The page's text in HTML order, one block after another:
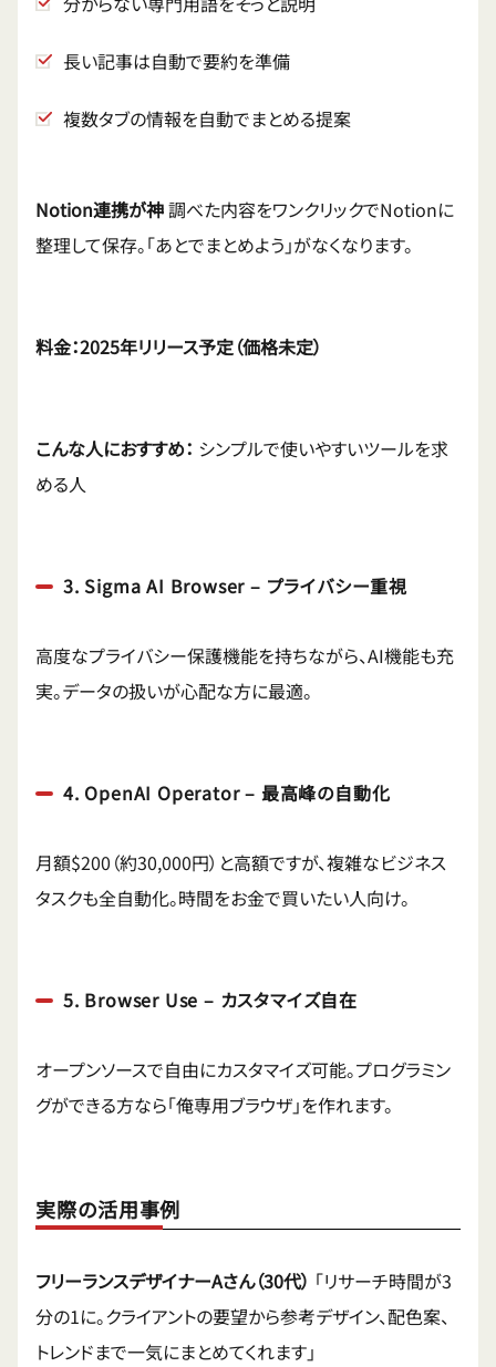
長い記事は自動で要約を準備
複数タブの情報を自動でまとめる提案
Notion連携が神調べた内容をワンクリックでNotionに
整理して保存。「あとでまとめよう」がなくなります。
料金：2025年リリース予定（価格未定）
こんな人におすすめ： シンプルで使いやすいツールを求
める人
3. Sigma AI Browser – プライバシー重視
高度なプライバシー保護機能を持ちながら、AI機能も充
実。データの扱いが心配な方に最適。
4. OpenAI Operator – 最高峰の自動化
月額$200（約30,000円）と高額ですが、複雑なビジネス
タスクも全自動化。時間をお金で買いたい人向け。
5. Browser Use – カスタマイズ自在
オープンソースで自由にカスタマイズ可能。プログラミン
グができる方なら「俺専用ブラウザ」を作れます。
実際の活用事例
フリーランスデザイナーAさん（30代） 「リサーチ時間が3
分の1に。クライアントの要望から参考デザイン、配色案、
トレンドまで一気にまとめてくれます」